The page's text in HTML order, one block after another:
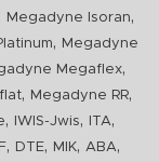
Megadyne Isoran,
,
Megadyne
Megaflex,
, Megadyne RR,
, IWIS-Jwis, ITA,
, DTE, MIK, ABA,